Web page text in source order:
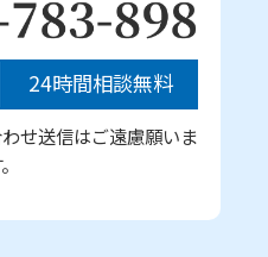
24時間相談無料
せ送信はご遠慮願いま